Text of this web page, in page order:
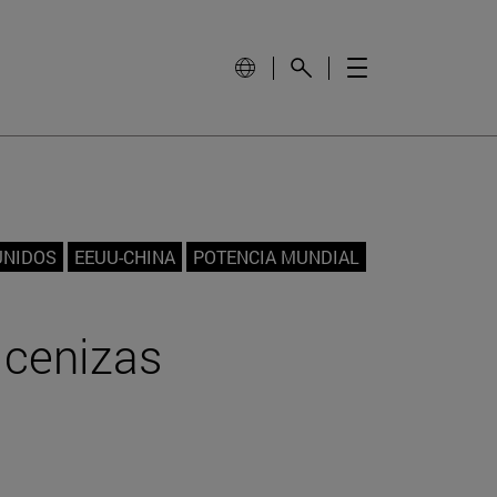
EEUU-CHINA POTENCIA MUNDIAL